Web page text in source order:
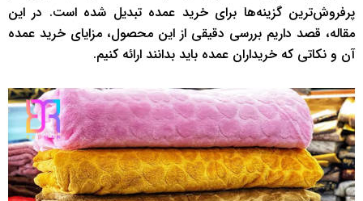
پرفروش‌ترین گزینه‌ها برای خرید عمده تبدیل شده است. در این
مقاله، قصد داریم بررسی دقیقی از این محصول، مزایای خرید عمده
آن و نکاتی که خریداران عمده باید بدانند ارائه کنیم.